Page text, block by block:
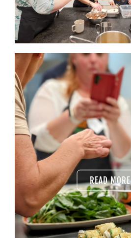
READ MORE